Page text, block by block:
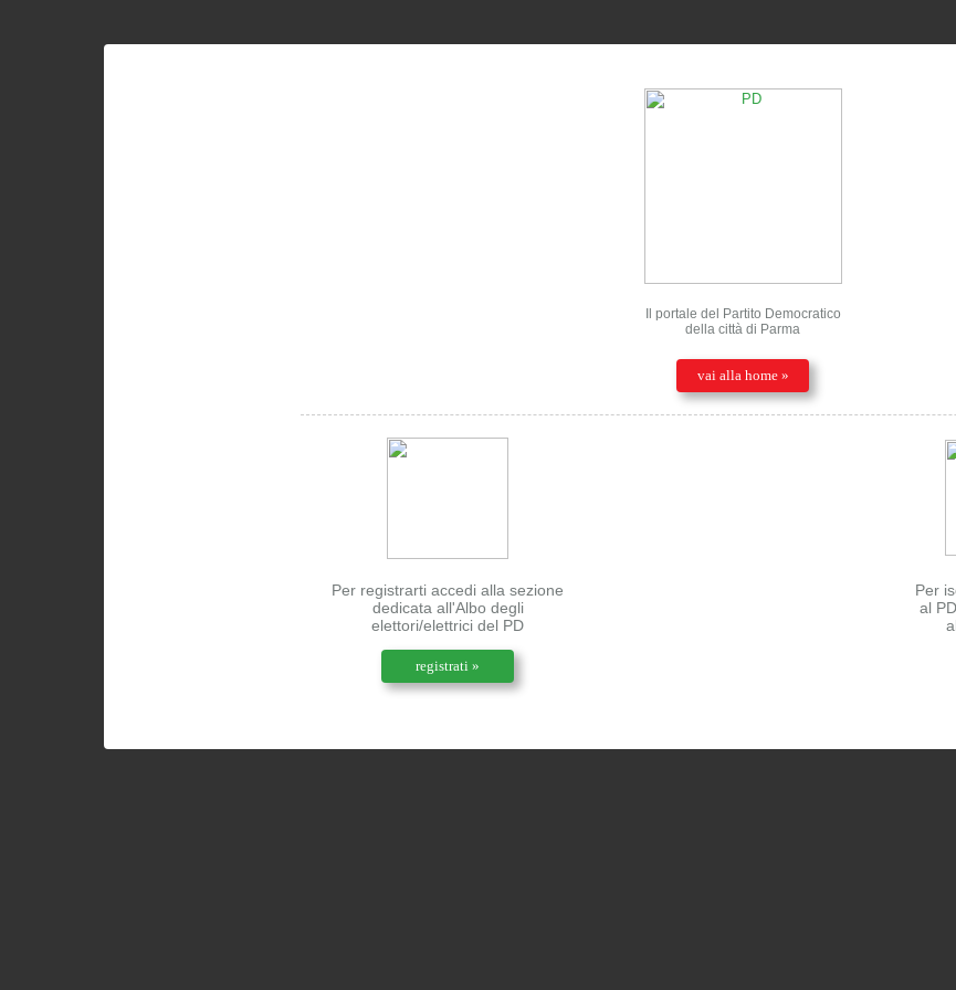
Il portale del Partito Democratico
della città di Parma
Per registrarti accedi alla sezione
dedicata all'Albo degli
elettori/elettrici del PD
Per
al